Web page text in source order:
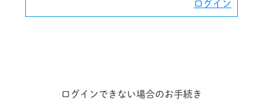
ログイン
ログインできない場合のお手続き